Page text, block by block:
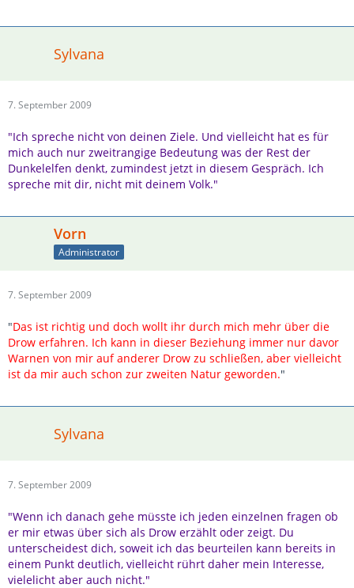
Sylvana
7. September 2009
"Ich spreche nicht von deinen Ziele. Und vielleicht hat es für
mich auch nur zweitrangige Bedeutung was der Rest der
Dunkelelfen denkt, zumindest jetzt in diesem Gespräch. Ich
spreche mit dir, nicht mit deinem Volk."
Vorn
Administrator
7. September 2009
"Das ist richtig und doch wollt ihr durch mich mehr über die
Drow erfahren. Ich kann in dieser Beziehung immer nur davor
Warnen von mir auf anderer Drow zu schließen, aber vielleicht
ist da mir auch schon zur zweiten Natur geworden."
Sylvana
7. September 2009
"Wenn ich danach gehe müsste ich jeden einzelnen fragen ob
er mir etwas über sich als Drow erzählt oder zeigt. Du
unterscheidest dich, soweit ich das beurteilen kann bereits in
einem Punkt deutlich, vielleicht rührt daher mein Interesse,
vielelicht aber auch nicht."